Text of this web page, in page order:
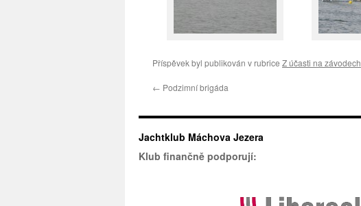
Příspěvek byl publikován v rubrice Z účasti na závodech
← Podzimní brigáda
Jachtklub Máchova Jezera
Klub finančně podporují: